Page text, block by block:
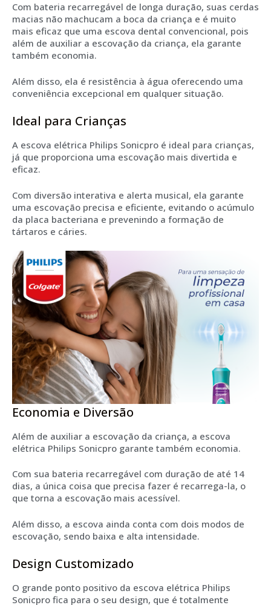
Com bateria recarregável de longa duração, suas cerdas
macias não machucam a boca da criança e é muito
mais eficaz que uma escova dental convencional, pois
além de auxiliar a escovação da criança, ela garante
também economia.
Além disso, ela é resistência à água oferecendo uma
conveniência excepcional em qualquer situação.
Ideal para Crianças
A escova elétrica Philips Sonicpro é ideal para crianças,
já que proporciona uma escovação mais divertida e
eficaz.
Com diversão interativa e alerta musical, ela garante
uma escovação precisa e eficiente, evitando o acúmulo
da placa bacteriana e prevenindo a formação de
tártaros e cáries.
Economia e Diversão
Além de auxiliar a escovação da criança, a escova
elétrica Philips Sonicpro garante também economia.
Com sua bateria recarregável com duração de até 14
dias, a única coisa que precisa fazer é recarrega-la, o
que torna a escovação mais acessível.
Além disso, a escova ainda conta com dois modos de
escovação, sendo baixa e alta intensidade.
Design Customizado
O grande ponto positivo da escova elétrica Philips
Sonicpro fica para o seu design, que é totalmente